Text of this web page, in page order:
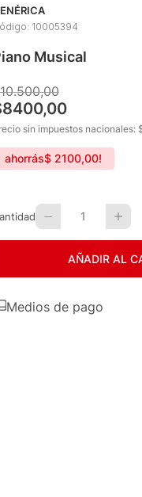
: 10005394
Musical
10.500,00
8400,00
sin impuestos nacionales:
ahorrás$ 2100,00!
1
AÑADIR AL
Medios de pago